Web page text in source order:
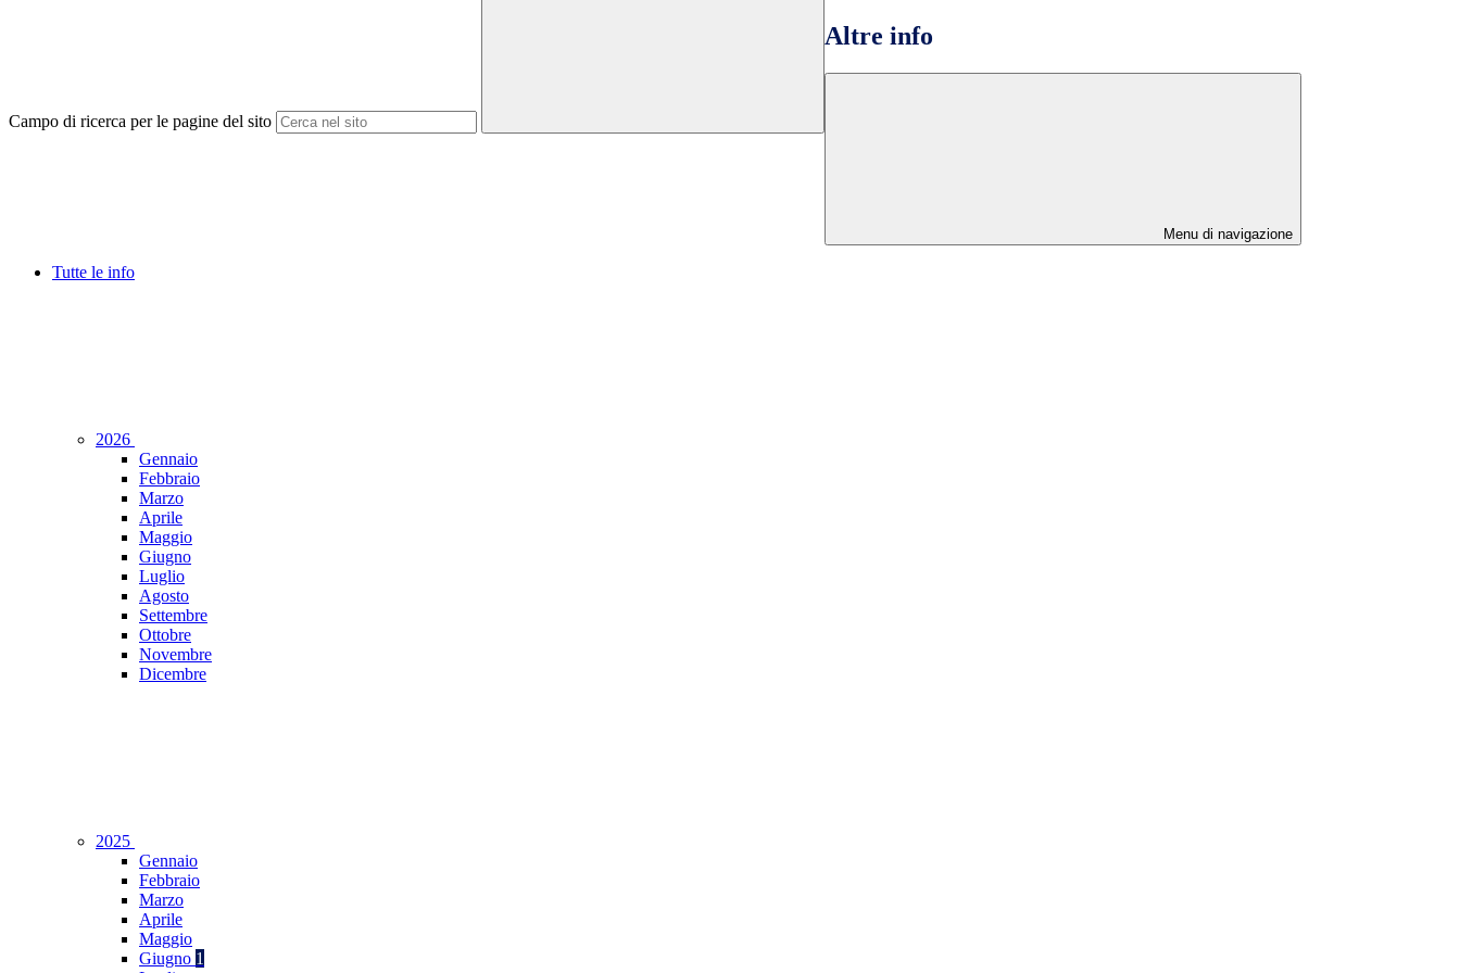
Campo di ricerca per le pagine del sito
Altre info
Menu di navigazione
Tutte le info
2026
Gennaio
Febbraio
Marzo
Aprile
Maggio
Giugno
Luglio
Agosto
Settembre
Ottobre
Novembre
Dicembre
2025
Gennaio
Febbraio
Marzo
Aprile
Maggio
Giugno 1